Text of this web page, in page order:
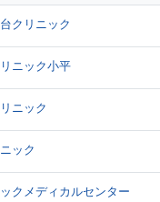
クリニック
ニック小平
ニック
ック
クメディカルセンター